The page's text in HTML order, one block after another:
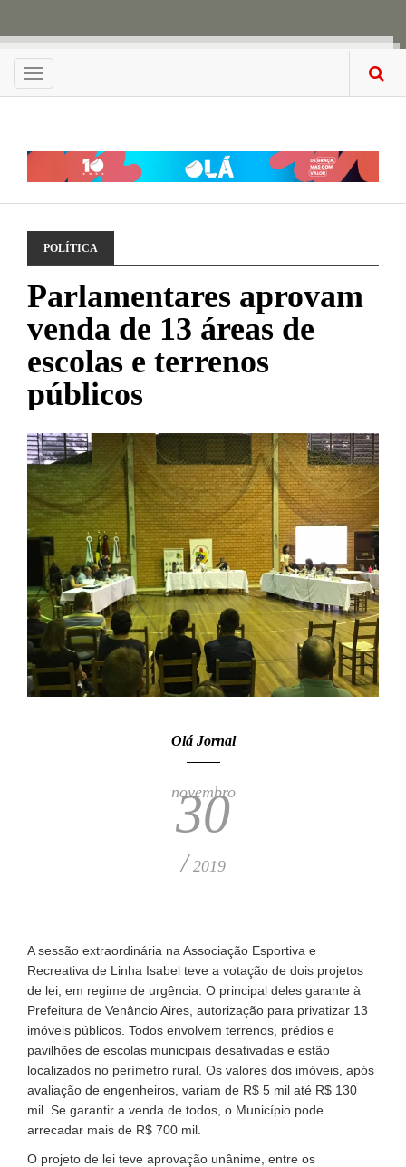
Menu
POLÍTICA
Parlamentares aprovam
venda de 13 áreas de
escolas e terrenos
públicos
Olá Jornal
novembro
30
/ 2019
A sessão extraordinária na Associação Esportiva e
Recreativa de Linha Isabel teve a votação de dois projetos
de lei, em regime de urgência. O principal deles garante à
Prefeitura de Venâncio Aires, autorização para privatizar 13
imóveis públicos. Todos envolvem terrenos, prédios e
pavilhões de escolas municipais desativadas e estão
localizados no perímetro rural. Os valores dos imóveis, após
avaliação de engenheiros, variam de R$ 5 mil até R$ 130
mil. Se garantir a venda de todos, o Município pode
arrecadar mais de R$ 700 mil.
O projeto de lei teve aprovação unânime, entre os